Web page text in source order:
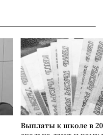
Выплаты к школе в